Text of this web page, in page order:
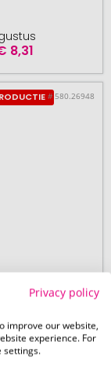
8,31
# 580.26948
met
Privacy policy
improve our website,
experience. For
settings.